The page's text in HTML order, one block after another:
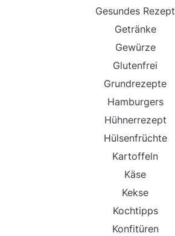
Gesundes Rezept
Getränke
Gewürze
Glutenfrei
Grundrezepte
Hamburgers
Hühnerrezept
Hülsenfrüchte
Kartoffeln
Käse
Kekse
Kochtipps
Konfitüren